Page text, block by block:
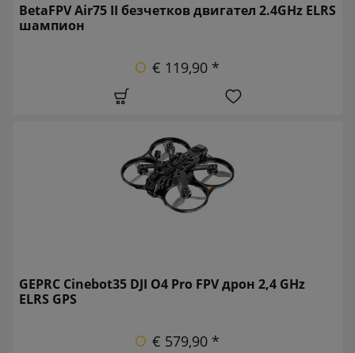
BetaFPV Air75 II безчетков двигател 2.4GHz ELRS
шампион
€ 119,90 *
GEPRC Cinebot35 DJI O4 Pro FPV дрон 2,4 GHz
ELRS GPS
€ 579,90 *